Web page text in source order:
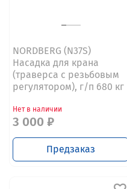
NORDBERG (N37S)
Насадка для крана
(траверса с резьбовым
регулятором), г/п 680 кг
Нет в наличии
3 000 ₽
Предзаказ